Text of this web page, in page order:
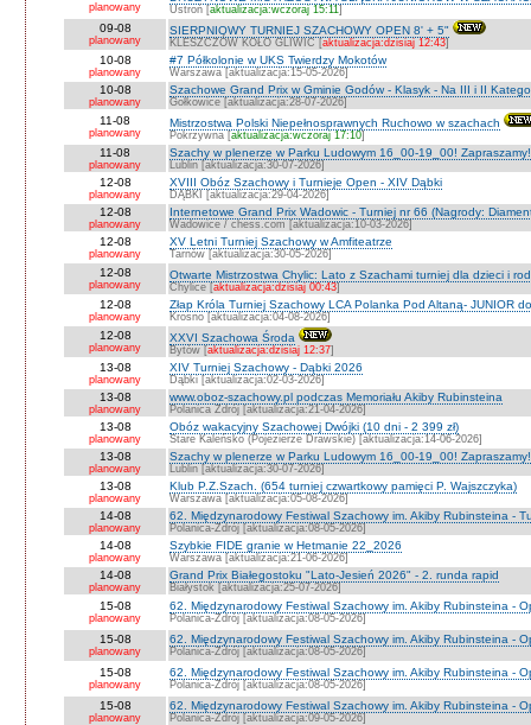
planowany Ustroń [aktualizacja:wczoraj 15:11]
09-08
planowany
SIERPNIOWY TURNIEJ SZACHOWY OPEN 8' + 5"
KLESZCZÓW KOŁO GLIWIC [aktualizacja:dzisiaj 12:43]
10-08
planowany
#7 Półkolonie w UKS Twierdzy Mokotów
Warszawa [aktualizacja:15-05-2026]
10-08
planowany
Szachowe Grand Prix w Gminie Godów - Klasyk - Na III i II
Gołkowice [aktualizacja:28-07-2026]
11-08
planowany
Mistrzostwa Polski Niepełnosprawnych Ruchowo w szachach
Pokrzywna [aktualizacja:wczoraj 17:10]
11-08
planowany
Szachy w plenerze w Parku Ludowym 16_00-19_00! Zapraszamy!
Lublin [aktualizacja:30-07-2026]
12-08
planowany
XVIII Obóz Szachowy i Turnieje Open - XIV Dąbki
DĄBKI [aktualizacja:29-04-2026]
12-08
planowany
Internetowe Grand Prix Wadowic - Turniej nr 66 (Nagrody:
Wadowice / chess.com [aktualizacja:10-03-2026]
12-08
planowany
XV Letni Turniej Szachowy w Amfiteatrze
Tarnów [aktualizacja:30-05-2026]
12-08
planowany
Otwarte Mistrzostwa Chylic: Lato z Szachami turniej dla dzieci i
Chylice [aktualizacja:dzisiaj 00:43]
12-08
planowany
Złap Króla Turniej Szachowy LCA Polanka Pod Altaną- JUNIOR
Krosno [aktualizacja:04-08-2026]
12-08
planowany
XXVI Szachowa Środa
Bytów [aktualizacja:dzisiaj 12:37]
13-08
planowany
XIV Turniej Szachowy - Dąbki 2026
Dąbki [aktualizacja:02-03-2026]
13-08
planowany
www.oboz-szachowy.pl podczas Memoriału Akiby Rubinsteina
Polanica Zdrój [aktualizacja:21-04-2026]
13-08
planowany
Obóz wakacyjny Szachowej Dwójki (10 dni - 2 399 zł)
Stare Kaleńsko (Pojezierze Drawskie) [aktualizacja:14-06-2026]
13-08
planowany
Szachy w plenerze w Parku Ludowym 16_00-19_00! Zapraszamy!
Lublin [aktualizacja:30-07-2026]
13-08
planowany
Klub P.Z.Szach. (654 turniej czwartkowy pamięci P. Wajszczyka)
Warszawa [aktualizacja:05-08-2026]
14-08
planowany
62. Międzynarodowy Festiwal Szachowy im. Akiby Rubinsteina -
Polanica-Zdrój [aktualizacja:08-05-2026]
14-08
planowany
Szybkie FIDE granie w Hetmanie 22_2026
Warszawa [aktualizacja:21-06-2026]
14-08
planowany
Grand Prix Białegostoku "Lato-Jesień 2026" - 2. runda rapid
Białystok [aktualizacja:25-07-2026]
15-08
planowany
62. Międzynarodowy Festiwal Szachowy im. Akiby Rubinsteina -
Polanica-Zdrój [aktualizacja:08-05-2026]
15-08
planowany
62. Międzynarodowy Festiwal Szachowy im. Akiby Rubinsteina -
Polanica-Zdrój [aktualizacja:08-05-2026]
15-08
planowany
62. Międzynarodowy Festiwal Szachowy im. Akiby Rubinsteina -
Polanica-Zdrój [aktualizacja:08-05-2026]
15-08
planowany
62. Międzynarodowy Festiwal Szachowy im. Akiby Rubinsteina -
Polanica-Zdrój [aktualizacja:09-05-2026]